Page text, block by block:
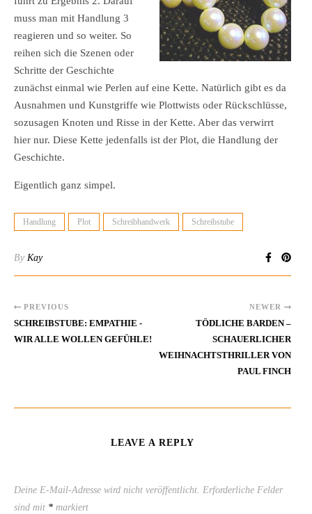
muss man mit Handlung 3
reagieren und so weiter. So
reihen sich die Szenen oder
Schritte der Geschichte
zunächst einmal wie Perlen auf eine Kette. Natürlich gibt es da
Ausnahmen und Kunstgriffe wie Plottwists oder Rückschlüsse,
sozusagen Knoten und Risse in der Kette. Aber das verwirrt
hier nur. Diese Kette jedenfalls ist der Plot, die Handlung der
Geschichte.
Eigentlich ganz simpel.
Handlung Plot Schreibhandwerk Schreibstube
By Kay
PREVIOUS
SCHREIBSTUBE: EMPATHIE -
WIR ALLE WOLLEN GEFÜHLE!
NEWER
TÖDLICHE BARDEN –
SCHAUERLICHER
WEIHNACHTSTHRILLER VON
PAUL FINCH
LEAVE A REPLY
Deine E-Mail-Adresse wird nicht veröffentlicht. Erforderliche Felder
sind mit * markiert